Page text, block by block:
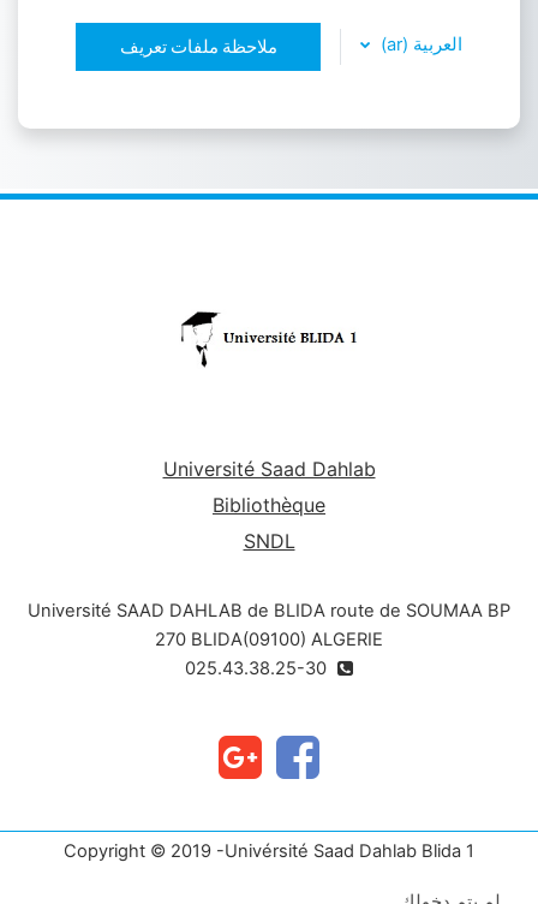
العربية ‎(ar)‎ ملاحظة ملفات تعريف
Université Saad Dahlab
Bibliothèque
SNDL
Université SAAD DAHLAB de BLIDA route de SOUMAA BP
270 BLIDA(09100) ALGERIE
Copyright © 2019 -Univérsité Saad Dahlab Blida 1